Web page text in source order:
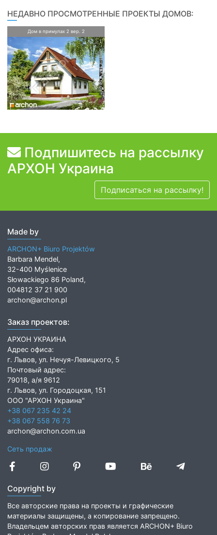
НЕДАВНО ПРОСМОТРЕННЫЕ ПРОЕКТЫ ДОМОВ:
Дом в примулах 2 вер. 2
Подпишитесь на рассылку
АРХОН Украина
Подписаться на рассылку!
Made by
ARCHON+ Biuro Projektów
Barbara Mendel,
32-400 Myślenice
Słowackiego 86 Poland,
004812 37 21 900
archon@archon.pl
Заказ проектов:
АРХОН УКРАИНА
Адрес офиса:
г. Львов, ул. Нечуя-Левицкого, 5
Почтовый адрес:
79018, а/я 9612
г. Львов, ул. Городоцкая, 151
ООО "АРХОН Украина"
+38 067 235 42 24
+38 067 558 76 73
archon@archon.com.ua
Сеть продаж
Copyright by
Все авторские права на проекты и графические
материалы защищены, а копирование запрещено.
Владельцем авторских прав является ARCHON+ Biuro